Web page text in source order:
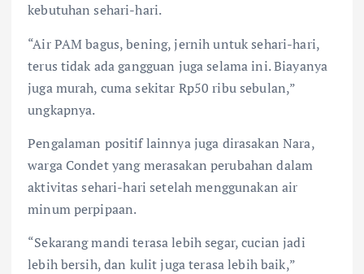
kebutuhan sehari-hari.
“Air PAM bagus, bening, jernih untuk sehari-hari,
terus tidak ada gangguan juga selama ini. Biayanya
juga murah, cuma sekitar Rp50 ribu sebulan,”
ungkapnya.
Pengalaman positif lainnya juga dirasakan Nara,
warga Condet yang merasakan perubahan dalam
aktivitas sehari-hari setelah menggunakan air
minum perpipaan.
“Sekarang mandi terasa lebih segar, cucian jadi
lebih bersih, dan kulit juga terasa lebih baik,”